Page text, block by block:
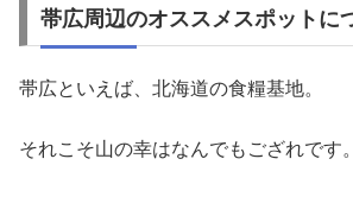
帯広周辺のオススメスポットに
帯広といえば、北海道の食糧基地。
それこそ山の幸はなんでもござれです。